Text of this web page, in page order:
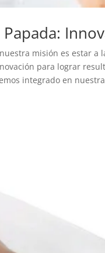
Papada:
misión es estar
para lograr
integrado en